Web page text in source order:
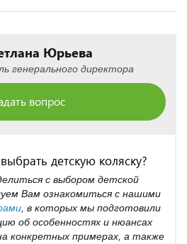
Юрьева
генерального директора
вопрос
детскую коляску?
с выбором детской
Вам ознакомиться с нашими
, в которых мы подготовили
об особенностях и нюансах
конкретных примерах, а также